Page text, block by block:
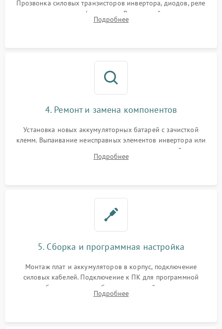
Прозвонка силовых транзисторов инвертора, диодов, реле
переключения и трансформатора. Визуальный поиск вздутых
конденсаторов и прогаров на печатной плате.
Подробнее
4. Ремонт и замена компонентов
Установка новых аккумуляторных батарей с зачисткой
клемм. Выпаивание неисправных элементов инвертора или
цепи зарядки и монтаж новых радиодеталей.
Восстановление поврежденных токоведущих дорожек и
Подробнее
5. Сборка и программная настройка
Монтаж плат и аккумуляторов в корпус, подключение
силовых кабелей. Подключение к ПК для программной
калибровки констант батареи, настройки порогов
срабатывания AVR и сброса счетчиков старения АКБ.
Подробнее